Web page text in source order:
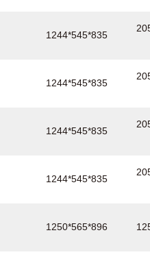
1244*545*835
1244*545*835
1244*545*835
1244*545*835
1250*565*896